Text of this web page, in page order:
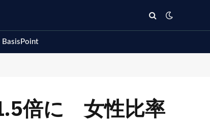
BasisPoint
倍に 女性比率